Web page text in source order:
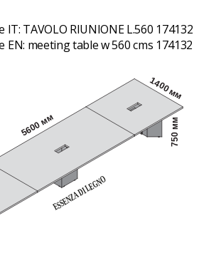
IT: TAVOLO RIUNIONE L.560 174132
EN: meeting table w 560 cms 174132